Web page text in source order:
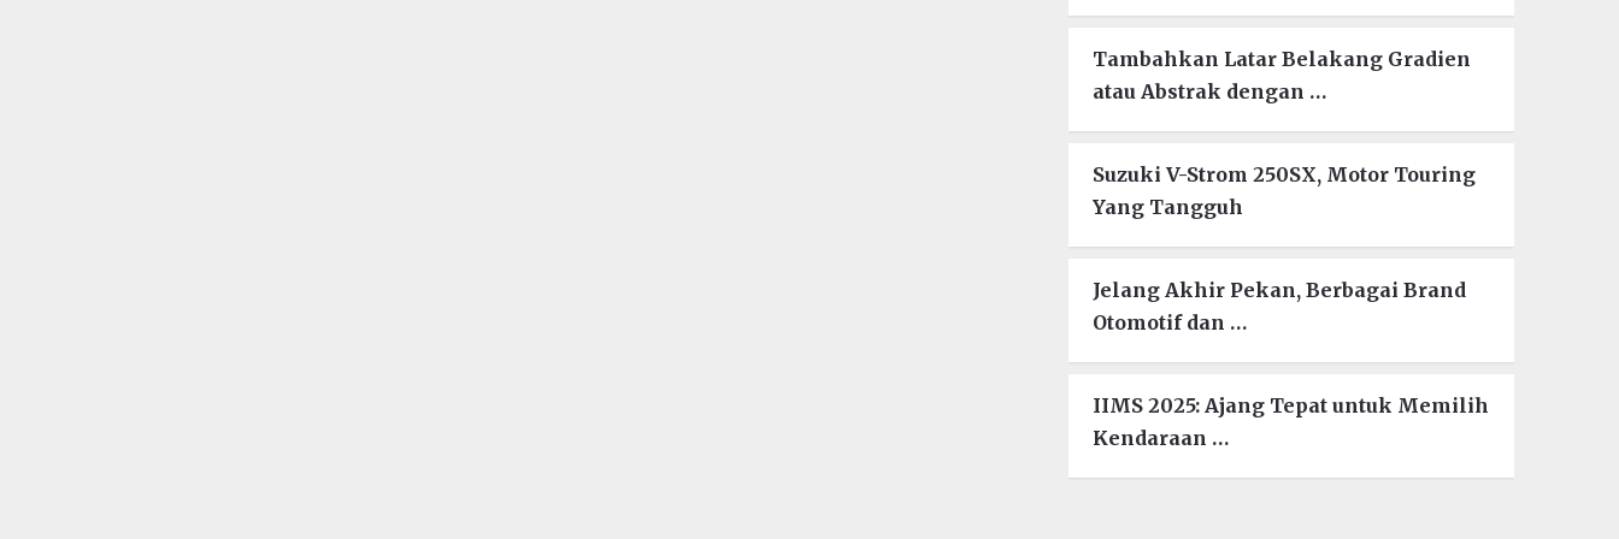
Tambahkan Latar Belakang Gradien
atau Abstrak dengan …
Suzuki V-Strom 250SX, Motor Touring
Yang Tangguh
Jelang Akhir Pekan, Berbagai Brand
Otomotif dan …
IIMS 2025: Ajang Tepat untuk Memilih
Kendaraan …